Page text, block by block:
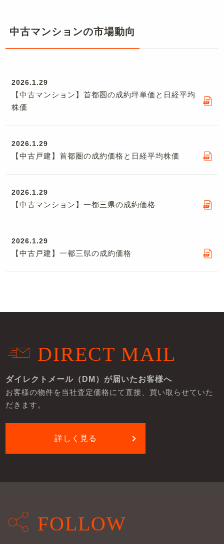
中古マンションの市場動向
2026.1.29
【中古マンション】首都圏の成約坪単価と日経平均
株価
2026.1.29
【中古戸建】首都圏の成約価格と日経平均株価
2026.1.29
【中古マンション】一都三県の成約価格
2026.1.29
【中古戸建】一都三県の成約価格
DIRECT MAIL
ダイレクトメール（DM）が届いたお客様へ
お客様の物件を当社査定価格にて直接、買い取らせていた
だきます。
詳しく見る
FOLLOW